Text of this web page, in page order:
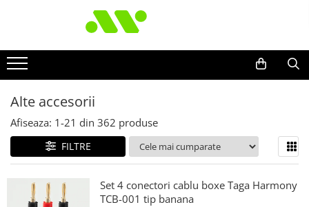
Alte accesorii
Afiseaza: 1-21 din 362 produse
FILTRE
Set 4 conectori cablu boxe Taga Harmony
TCB-001 tip banana